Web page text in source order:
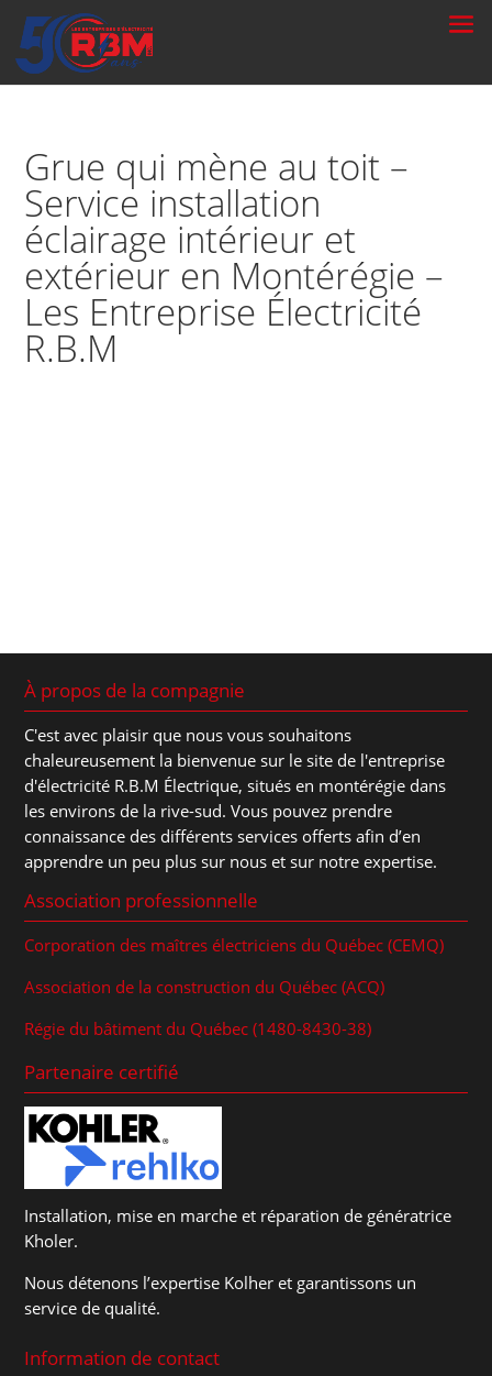
Grue qui mène au toit –
Service installation
éclairage intérieur et
extérieur en Montérégie –
Les Entreprise Électricité
R.B.M
À propos de la compagnie
C'est avec plaisir que nous vous souhaitons
chaleureusement la bienvenue sur le site de l'entreprise
d'électricité R.B.M Électrique, situés en montérégie dans
les environs de la rive-sud. Vous pouvez prendre
connaissance des différents services offerts afin d’en
apprendre un peu plus sur nous et sur notre expertise.
Association professionnelle
Corporation des maîtres électriciens du Québec (CEMQ)
Association de la construction du Québec (ACQ)
Régie du bâtiment du Québec (1480-8430-38)
Partenaire certifié
Installation, mise en marche et réparation de génératrice
Kholer.
Nous détenons l’expertise Kolher et garantissons un
service de qualité.
Information de contact